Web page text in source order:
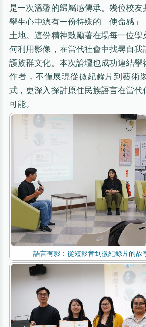
是一次溫馨的歸屬感傳承。幾位校
學生心中總有一份特殊的「使命感
土地。這份精神鼓勵著在場每一位學
何利用影像，在當代社會中找尋自我
護族群文化。本次論壇也成功連結學
作者，不僅展現從微紀錄片到藝術
式，更深入探討原住民族語言在當
可能。
語言有影：從短影音到微紀錄片的故